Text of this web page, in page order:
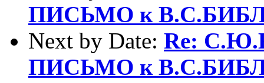
ПИСЬМО к
Next by Date: Re:
ПИСЬМО к